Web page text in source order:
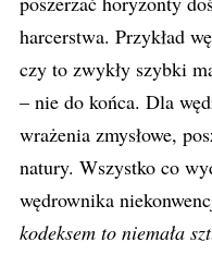
harcerstwa. Przykład
czy to zwykły szybki
– nie do końca. Dla
wrażenia zmysłowe,
natury. Wszystko co
wędrownika
kodeksem to niemała